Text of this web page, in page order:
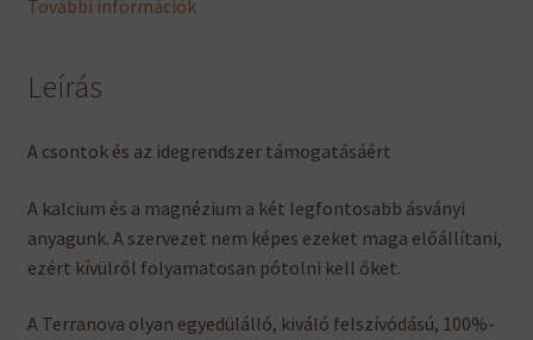
További információk
Leírás
A csontok és az idegrendszer támogatásáért
A kalcium és a magnézium a két legfontosabb ásványi
anyagunk. A szervezet nem képes ezeket maga előállítani,
ezért kívülről folyamatosan pótolni kell őket.
A Terranova olyan egyedülálló, kiváló felszívódású, 100%-